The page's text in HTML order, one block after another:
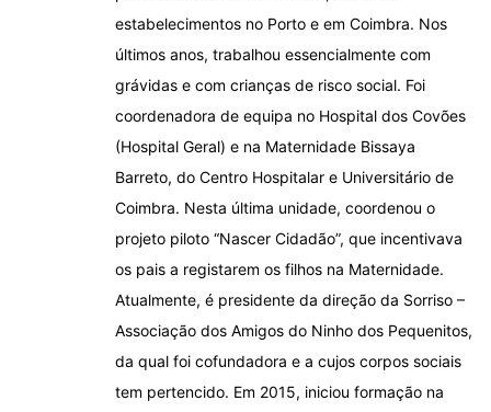
estabelecimentos no Porto e em Coimbra. Nos
últimos anos, trabalhou essencialmente com
grávidas e com crianças de risco social. Foi
coordenadora de equipa no Hospital dos Covões
(Hospital Geral) e na Maternidade Bissaya
Barreto, do Centro Hospitalar e Universitário de
Coimbra. Nesta última unidade, coordenou o
projeto piloto “Nascer Cidadão”, que incentivava
os pais a registarem os filhos na Maternidade.
Atualmente, é presidente da direção da Sorriso –
Associação dos Amigos do Ninho dos Pequenitos,
da qual foi cofundadora e a cujos corpos sociais
tem pertencido. Em 2015, iniciou formação na